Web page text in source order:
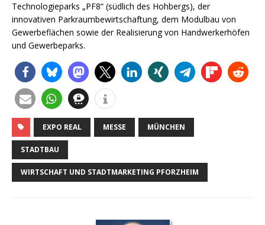
Technologieparks „PF8“ (südlich des Hohbergs), der
innovativen Parkraumbewirtschaftung, dem Modulbau von
Gewerbeflächen sowie der Realisierung von Handwerkerhöfen
und Gewerbeparks.
EXPO REAL MESSE MÜNCHEN
STADTBAU
WIRTSCHAFT UND STADTMARKETING PFORZHEIM